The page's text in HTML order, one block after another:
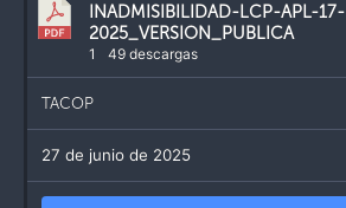
INADMISIBILIDAD-LCP-APL-17-
2025_VERSION_PUBLICA
1 49 descargas
TACOP
27 de junio de 2025